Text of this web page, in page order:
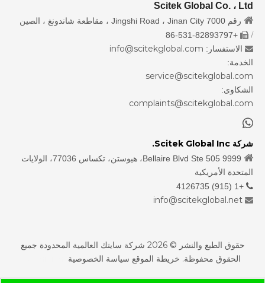
Scitek Global Co. ، Ltd
 رقم 7000 Jingshi Road ، Jinan City ، مقاطعة شاندونغ ، الصين
/

+86-531-82893797
 الاستفسار: info@scitekglobal.com
الخدمة:
service@scitekglobal.com
الشكاوى:
complaints@scitekglobal.com

شركة Scitek Global Inc.

9999 Bellaire Blvd Ste 505، هيوستن، تكساس 77036، الولايات
المتحدة الأمريكية

+1 (915) 4126735

info@scitekglobal.net
حقوق الطبع والنشر ©2026 شركة سايتك العالمية المحدودة جميع
الحقوق محفوظة. خريطة الموقع سياسة الخصوصية